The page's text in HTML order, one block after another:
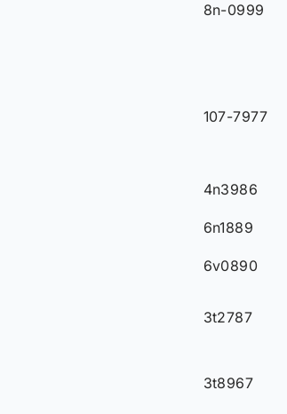
8n-0999
107-7977
4n3986
6n1889
6v0890
3t2787
3t8967